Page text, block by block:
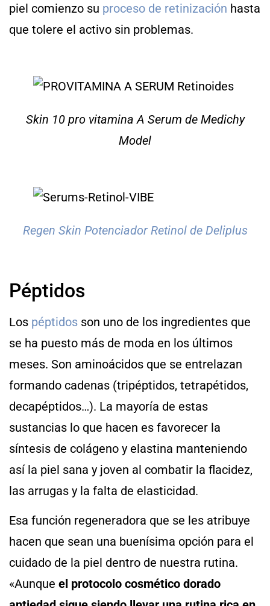
piel comienzo su proceso de retinización hasta
que tolere el activo sin problemas.
Skin 10 pro vitamina A Serum de Medichy
Model
Regen Skin Potenciador Retinol de Deliplus
Péptidos
Los péptidos son uno de los ingredientes que
se ha puesto más de moda en los últimos
meses. Son aminoácidos que se entrelazan
formando cadenas (tripéptidos, tetrapétidos,
decapéptidos…). La mayoría de estas
sustancias lo que hacen es favorecer la
síntesis de colágeno y elastina manteniendo
así la piel sana y joven al combatir la flacidez,
las arrugas y la falta de elasticidad.
Esa función regeneradora que se les atribuye
hacen que sean una buenísima opción para el
cuidado de la piel dentro de nuestra rutina.
«Aunque el protocolo cosmético dorado